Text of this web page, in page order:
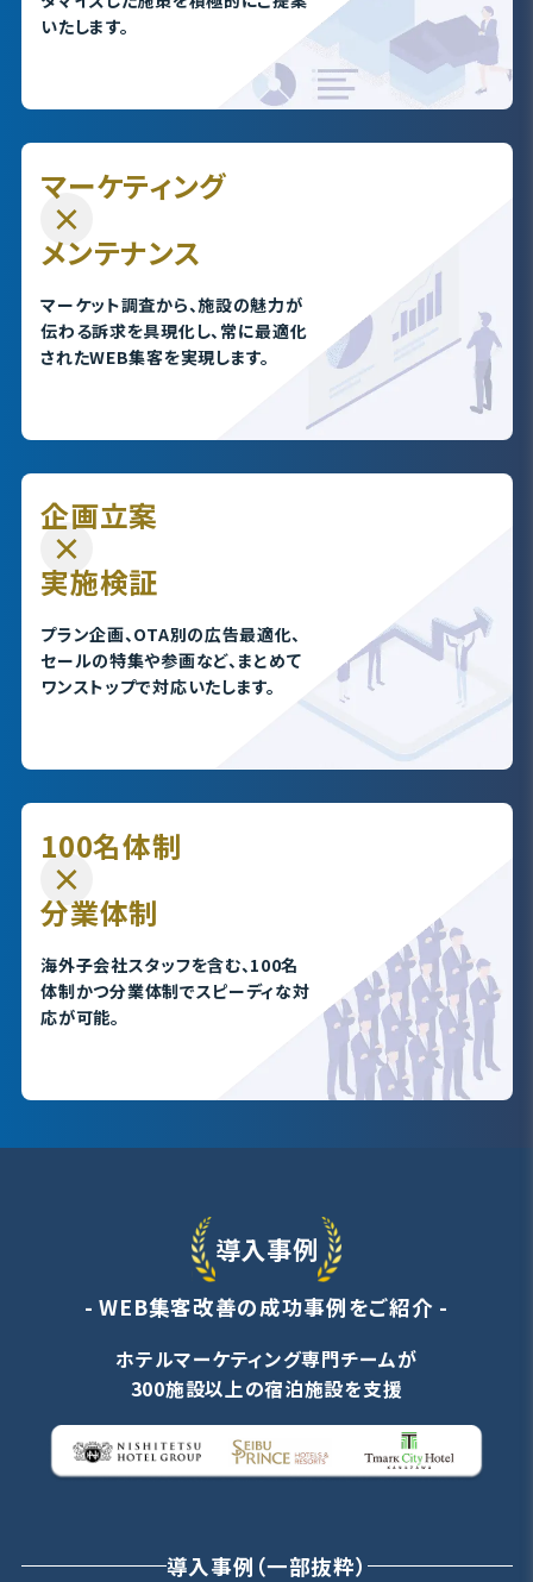
いたします。
マーケティング
メンテナンス
マーケット調査から、施設の魅力が
伝わる訴求を具現化し、常に最適化
されたWEB集客を実現します。
企画立案
実施検証
プラン企画、OTA別の広告最適化、
セールの特集や参画など、まとめて
ワンストップで対応いたします。
100名体制
分業体制
海外子会社スタッフを含む、100名
体制かつ分業体制でスピーディな対
応が可能。
導入事例
- WEB集客改善の成功事例をご紹介 -
ホテルマーケティング専門チームが
300施設以上の宿泊施設を支援
導入事例（一部抜粋）